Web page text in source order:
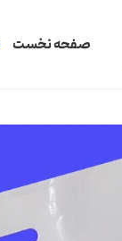
صفحه نخست